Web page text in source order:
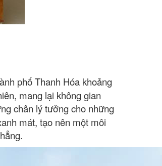
phố Thanh Hóa khoảng
mang lại không gian
chân lý tưởng cho những
mát, tạo nên một môi